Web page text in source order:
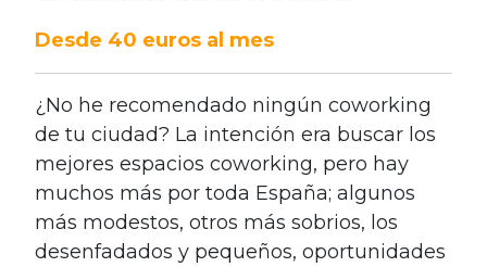
Desde 40 euros al mes
¿No he recomendado ningún coworking
de tu ciudad? La intención era buscar los
mejores espacios coworking, pero hay
muchos más por toda España; algunos
más modestos, otros más sobrios, los
desenfadados y pequeños, oportunidades